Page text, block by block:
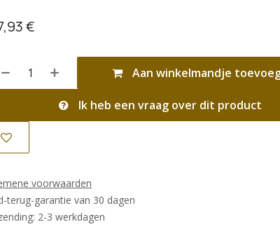
€
Aan winkelmandje
Ik heb een vraag over dit product
voorwaarden
terug-garantie van 30 dagen
2-3 werkdagen